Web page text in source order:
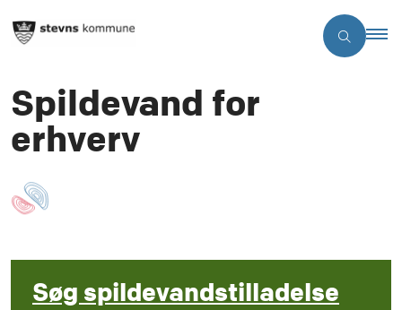
Spildevand for
erhverv
Søg spildevandstilladelse